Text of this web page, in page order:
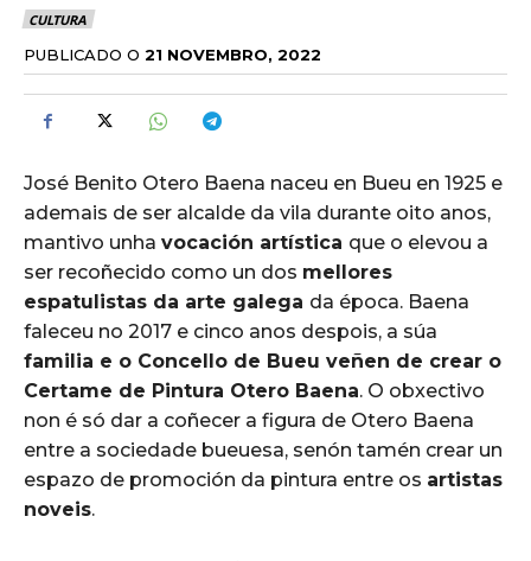
CULTURA
PUBLICADO O 21 NOVEMBRO, 2022
José Benito Otero Baena naceu en Bueu en 1925 e
ademais de ser alcalde da vila durante oito anos,
mantivo unha vocación artística que o elevou a
ser recoñecido como un dos mellores
espatulistas da arte galega da época. Baena
faleceu no 2017 e cinco anos despois, a súa
familia e o Concello de Bueu veñen de crear o
Certame de Pintura Otero Baena. O obxectivo
non é só dar a coñecer a figura de Otero Baena
entre a sociedade bueuesa, senón tamén crear un
espazo de promoción da pintura entre os artistas
noveis.